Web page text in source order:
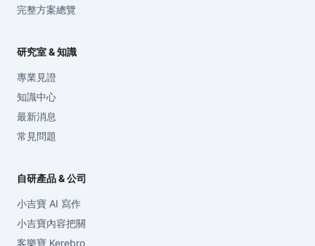
完整方案總覽
研究室 & 知識
專業見證
知識中心
最新消息
常見問題
自研產品 & 公司
小吉寶 AI 寫作
小吉寶內容把關
客樂寶 Kerebro